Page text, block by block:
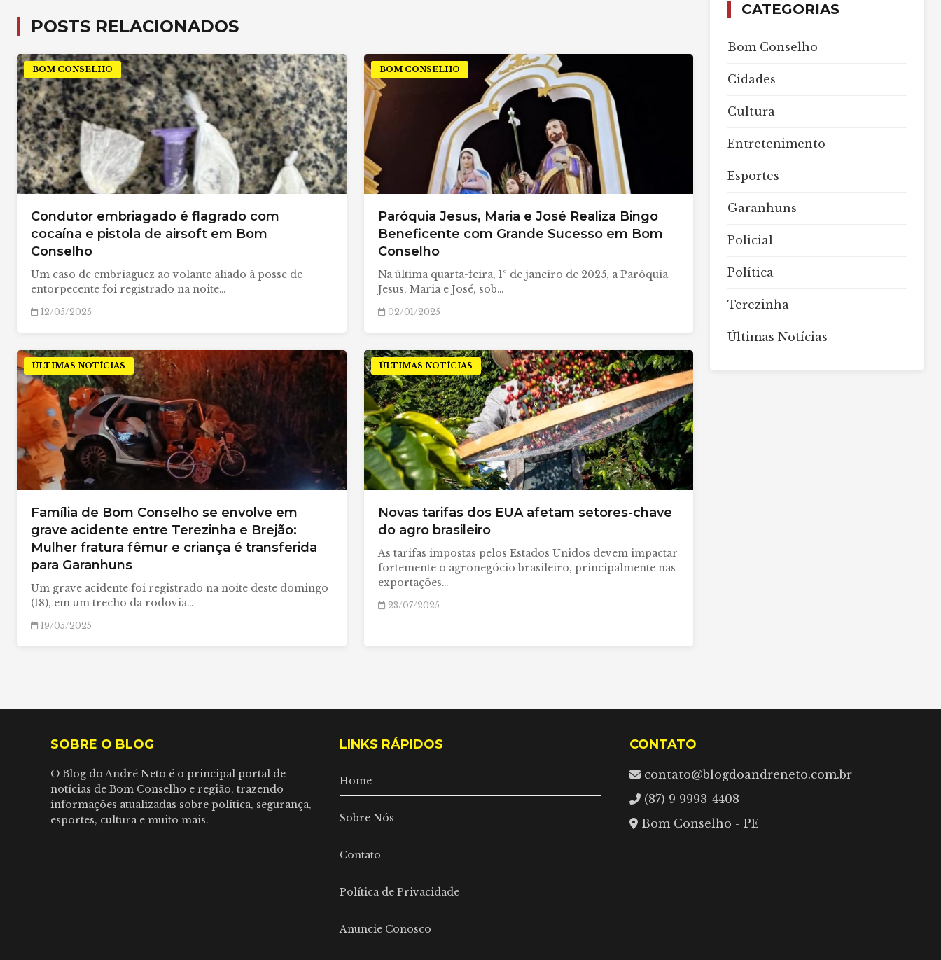
POSTS RELACIONADOS
BOM CONSELHO
Condutor embriagado é flagrado com
cocaína e pistola de airsoft em Bom
Conselho
Um caso de embriaguez ao volante aliado à posse de
entorpecente foi registrado na noite…
12/05/2025
BOM CONSELHO
Paróquia Jesus, Maria e José Realiza Bingo
Beneficente com Grande Sucesso em Bom
Conselho
Na última quarta-feira, 1º de janeiro de 2025, a Paróquia
Jesus, Maria e José, sob…
02/01/2025
ÚLTIMAS NOTÍCIAS
Família de Bom Conselho se envolve em
grave acidente entre Terezinha e Brejão:
Mulher fratura fêmur e criança é transferida
para Garanhuns
Um grave acidente foi registrado na noite deste domingo
(18), em um trecho da rodovia…
19/05/2025
ÚLTIMAS NOTÍCIAS
Novas tarifas dos EUA afetam setores-chave
do agro brasileiro
As tarifas impostas pelos Estados Unidos devem impactar
fortemente o agronegócio brasileiro, principalmente nas
exportações…
23/07/2025
CATEGORIAS
Bom Conselho
Cidades
Cultura
Entretenimento
Esportes
Garanhuns
Policial
Política
Terezinha
Últimas Notícias
SOBRE O BLOG
O Blog do André Neto é o principal portal de
notícias de Bom Conselho e região, trazendo
informações atualizadas sobre política, segurança,
esportes, cultura e muito mais.
LINKS RÁPIDOS
Home
Sobre Nós
Contato
Política de Privacidade
Anuncie Conosco
CONTATO
contato@blogdoandreneto.com.br
(87) 9 9993-4408
Bom Conselho - PE